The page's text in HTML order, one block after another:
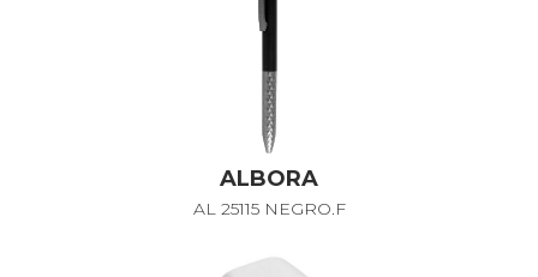
ALBORA
AL 25115 NEGRO.F